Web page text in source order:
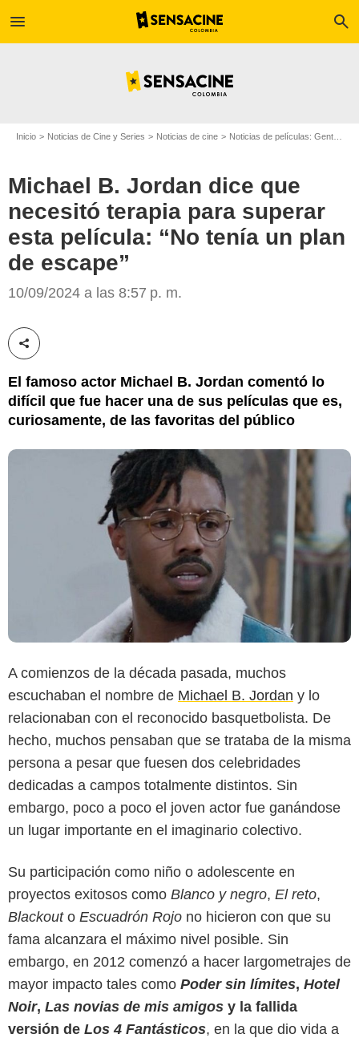
menu search
Inicio Noticias de Cine y Series Noticias de cine Noticias de películas: Gente
Michael B. Jordan dice que
necesitó terapia para superar
esta película: “No tenía un plan
de escape”
10/09/2024 a las 8:57 p. m.
Compartir esta noticia
El famoso actor Michael B. Jordan comentó lo
difícil que fue hacer una de sus películas que es,
curiosamente, de las favoritas del público
A comienzos de la década pasada, muchos
escuchaban el nombre de Michael B. Jordan y lo
relacionaban con el reconocido basquetbolista. De
hecho, muchos pensaban que se trataba de la misma
persona a pesar que fuesen dos celebridades
dedicadas a campos totalmente distintos. Sin
embargo, poco a poco el joven actor fue ganándose
un lugar importante en el imaginario colectivo.
Su participación como niño o adolescente en
proyectos exitosos como Blanco y negro, El reto,
Blackout o Escuadrón Rojo no hicieron con que su
fama alcanzara el máximo nivel posible. Sin
embargo, en 2012 comenzó a hacer largometrajes de
mayor impacto tales como Poder sin límites, Hotel
Noir, Las novias de mis amigos y la fallida
versión de Los 4 Fantásticos, en la que dio vida a